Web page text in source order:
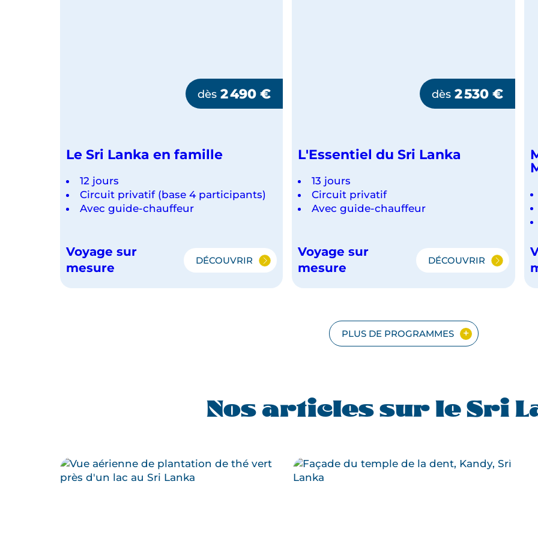
dès 2 490€
Le Sri Lanka en famille
12 jours
Circuit privatif (base 4 participants)
Avec guide-chauffeur
Voyage sur
mesure
DÉCOUVRIR
LE
LANKA
dès 2 530 €
L'Essentiel du Sri Lanka
13 jours
Circuit privatif
Avec guide-chauffeur
Voyage sur
mesure
DÉCOUVRIR
L'ESSENTIEL
SRI
PLUS DE PROGRAMMES
Nos articles sur le Sri